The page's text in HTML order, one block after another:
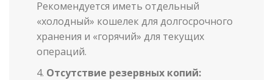
Рекомендуется иметь отдельный
«холодный» кошелек для долгосрочного
хранения и «горячий» для текущих
операций.
Отсутствие резервных копий: